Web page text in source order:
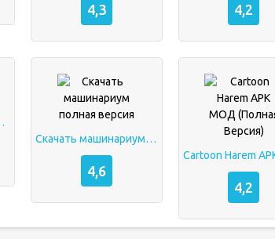
4,3 4,2
Скачать машинариум полная версия
4,6
4,2